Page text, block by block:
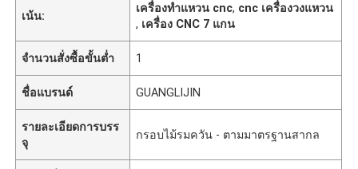
เน้น:
เครื่องทําแหวน cnc, cnc เครื่องวงแหวน
, เครื่อง CNC 7 แกน
จำนวนสั่งซื้อขั้นต่ำ 1
ชื่อแบรนด์ GUANGLIJIN
รายละเอียดการบรร
จุ
กรอบไม้รมควัน - ตามมาตรฐานสากล